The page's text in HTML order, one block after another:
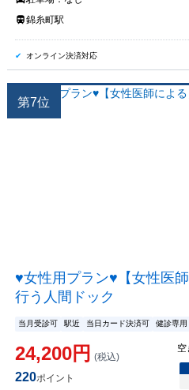
錦糸町駅
オンライン決済対応
第7位
♥女性用プラン♥【女性医
行う人間ドック
当月受診可 駅近 当日カード決済可 健診専用
24,200円 (税込)
220ポイント
空